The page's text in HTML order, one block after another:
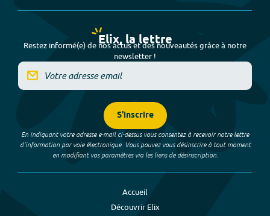
Elix, la lettre
Restez informé(e) de nos actus et des nouveautés grâce à notre
newsletter !
S'inscrire
En indiquant votre adresse e-mail ci-dessus vous consentez à recevoir notre lettre
d’information par voie électronique. Vous pouvez vous désinscrire à tout moment
en modifiant vos paramètres via les liens de désinscription.
Accueil
Découvrir Elix